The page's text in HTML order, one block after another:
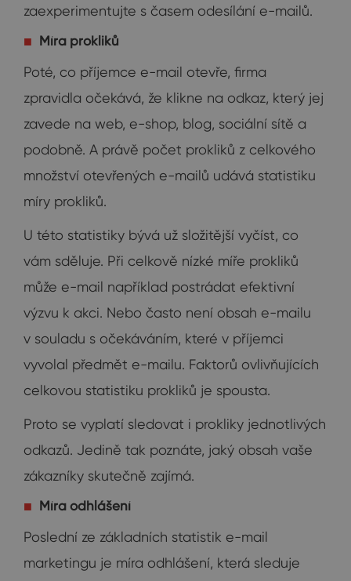
zaexperimentujte s časem odesílání e-mailů.
Míra prokliků
Poté, co příjemce e-mail otevře, firma
zpravidla očekává, že klikne na odkaz, který jej
zavede na web, e-shop, blog, sociální sítě a
podobně. A právě počet prokliků z celkového
množství otevřených e-mailů udává statistiku
míry prokliků.
U této statistiky bývá už složitější vyčíst, co
vám sděluje. Při celkově nízké míře prokliků
může e-mail například postrádat efektivní
výzvu k akci. Nebo často není obsah e-mailu
v souladu s očekáváním, které v příjemci
vyvolal předmět e-mailu. Faktorů ovlivňujících
celkovou statistiku prokliků je spousta.
Proto se vyplatí sledovat i prokliky jednotlivých
odkazů. Jedině tak poznáte, jaký obsah vaše
zákazníky skutečně zajímá.
Míra odhlášení
Poslední ze základních statistik e-mail
marketingu je míra odhlášení, která sleduje